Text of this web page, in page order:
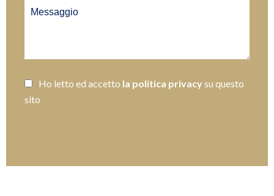
Ho letto ed accetto la politica privacysu questo
sito